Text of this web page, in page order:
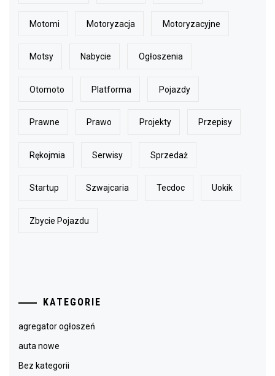
Motomi Motoryzacja Motoryzacyjne
Motsy Nabycie Ogłoszenia
Otomoto Platforma Pojazdy
Prawne Prawo Projekty Przepisy
Rękojmia Serwisy Sprzedaż
Startup Szwajcaria Tecdoc Uokik
Zbycie Pojazdu
KATEGORIE
agregator ogłoszeń
auta nowe
Bez kategorii